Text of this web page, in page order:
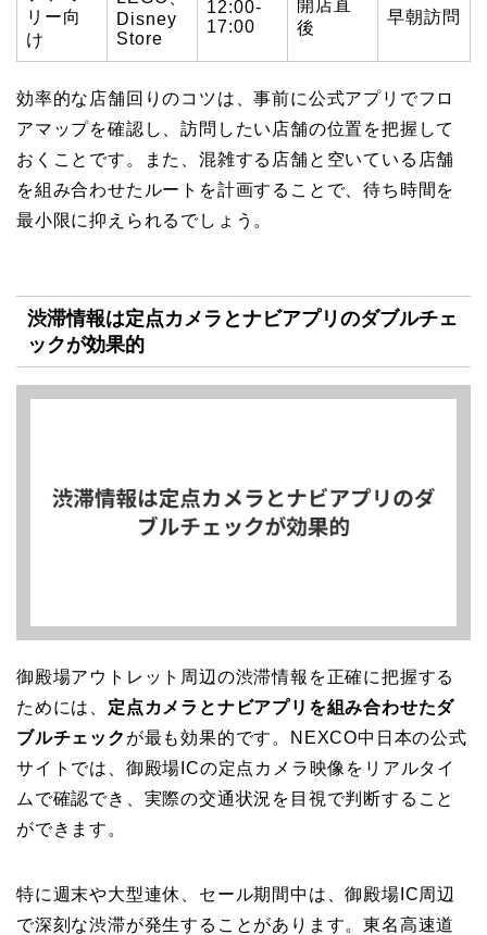
リー向
け
Disney
Store
12:00-
17:00
開店直
後
早朝訪問
効率的な店舗回りのコツは、事前に公式アプリでフロ
アマップを確認し、訪問したい店舗の位置を把握して
おくことです。また、混雑する店舗と空いている店舗
を組み合わせたルートを計画することで、待ち時間を
最小限に抑えられるでしょう。
渋滞情報は定点カメラとナビアプリのダブルチェ
ックが効果的
御殿場アウトレット周辺の渋滞情報を正確に把握する
ためには、 定点カメラとナビアプリを組み合わせたダ
ブルチェック が最も効果的です。NEXCO中日本の公式
サイトでは、御殿場ICの定点カメラ映像をリアルタイ
ムで確認でき、実際の交通状況を目視で判断すること
ができます。
特に週末や大型連休、セール期間中は、御殿場IC周辺
で深刻な渋滞が発生することがあります。東名高速道